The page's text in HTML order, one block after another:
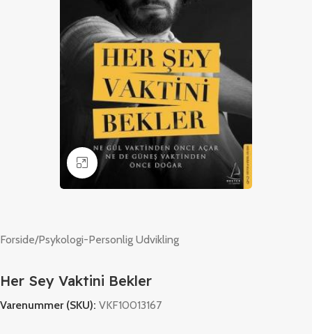
Klik for at forstørre
Forside/Psykologi-Personlig Udvikling
Her Sey Vaktini Bekler
Varenummer (SKU): VKF10013167